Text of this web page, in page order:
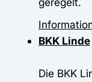
BKK Linde
Die BKK